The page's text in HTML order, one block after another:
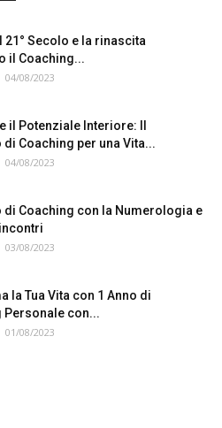
21° Secolo e la rinascita
il Coaching...
04/08/2023
il Potenziale Interiore: Il
Coaching per una Vita...
04/08/2023
di Coaching con la Numerologia e
incontri
03/08/2023
la Tua Vita con 1 Anno di
Personale con...
01/08/2023